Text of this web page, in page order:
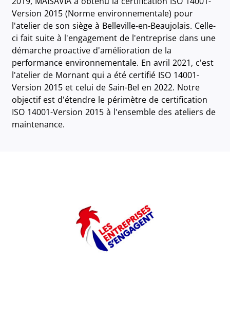
Version 2015 (Norme environnementale) pour
l'atelier de son siège à Belleville-en-Beaujolais. Celle-
ci fait suite à l'engagement de l'entreprise dans une
démarche proactive d'amélioration de la
performance environnementale. En avril 2021, c'est
l'atelier de Mornant qui a été certifié ISO 14001-
Version 2015 et celui de Sain-Bel en 2022. Notre
objectif est d'étendre le périmètre de certification
ISO 14001-Version 2015 à l'ensemble des ateliers de
maintenance.